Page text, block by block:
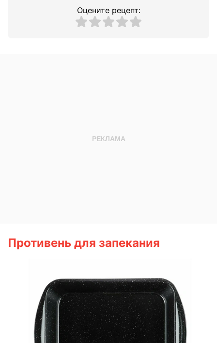
Оцените рецепт:
Противень для запекания